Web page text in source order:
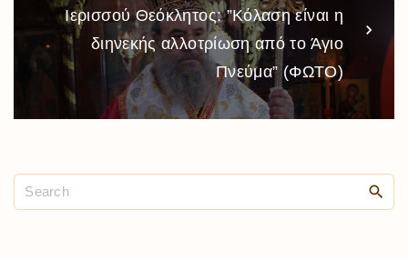
Ιερισσού Θεόκλητος: ”Κόλαση είναι η
διηνεκής αλλοτρίωση από το Άγιο
Πνεύμα” (ΦΩΤΟ)